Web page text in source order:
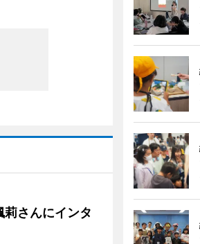
さんにインタ